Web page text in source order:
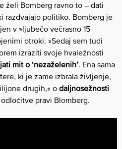
želi Bomberg ravno to – dati
razdvajajo politiko. Bomberg je
v »ljubečo večrasno 15-
otroki. »Sedaj sem tudi
izraziti svoje hvaležnosti
mit o ‘nezaželenih’. Ena sama
ki je zame izbrala življenje,
drugih,« o daljnosežnosti
pravi Blomberg.